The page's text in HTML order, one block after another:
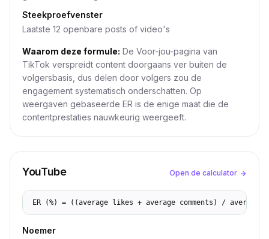
Steekproefvenster
Laatste 12 openbare posts of video's
Waarom deze formule: De Voor-jou-pagina van
TikTok verspreidt content doorgaans ver buiten de
volgersbasis, dus delen door volgers zou de
engagement systematisch onderschatten. Op
weergaven gebaseerde ER is de enige maat die de
contentprestaties nauwkeurig weergeeft.
YouTube Open de calculator
ER (%) = ((average likes + average comments) / average
Noemer